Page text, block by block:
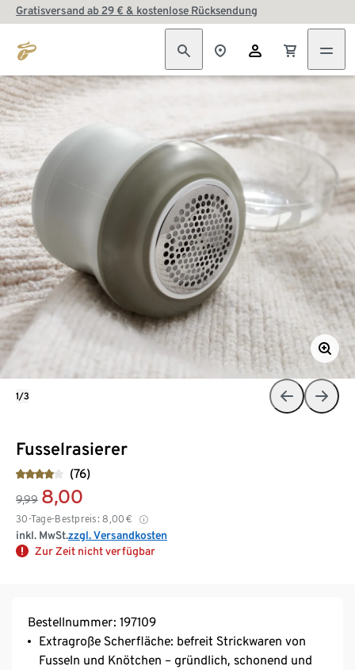
Gratisversand ab 29 € & kostenlose Rücksendung
Fusselrasierer
(76)
9,99 8,00
30-Tage-Bestpreis: 8,00 €
inkl. MwSt.zzgl. Versandkosten
Zur Zeit nicht verfügbar
1/3
Bestellnummer: 197109
Extragroße Scherfläche: befreit Strickwaren von
Fusseln und Knötchen – gründlich, schonend und